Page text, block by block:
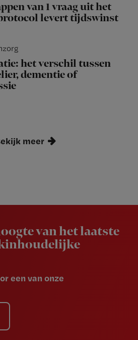
van 1 vraag uit het
levert tijdswinst
het verschil tussen
dementie of
meer
van het laatste
een van onze